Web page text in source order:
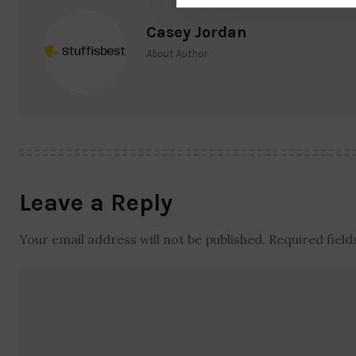
Casey Jordan
About Author
Leave a Reply
Your email address will not be published. Required